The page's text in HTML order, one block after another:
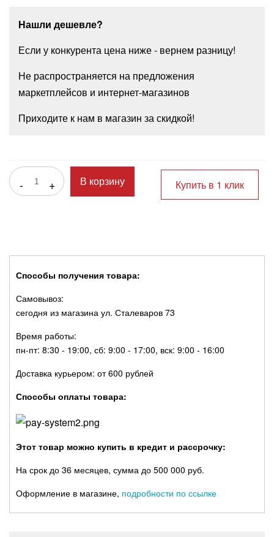
Нашли дешевле?
Если у конкурента цена ниже - вернем разницу!
Не распространяется на предложения
маркетплейсов и интернет-магазинов
Приходите к нам в магазин за скидкой!
- + В корзину Купить в 1 клик
Способы получения товара:
Самовывоз:
сегодня из магазина ул. Сталеваров 73
Время работы:
пн-пт: 8:30 - 19:00, сб: 9:00 - 17:00, вск: 9:00 - 16:00
Доставка курьером: от 600 рублей
Способы оплаты товара:
Этот товар можно купить в кредит и рассрочку:
На срок до 36 месяцев, сумма до 500 000 руб.
Оформление в магазине, подробности по ссылке